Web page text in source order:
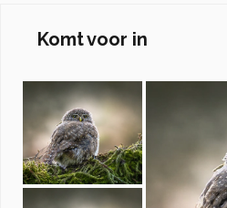
Komt voor in